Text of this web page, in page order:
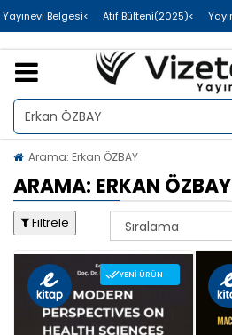
>Atıf Bülteni(2025)
>Uluslararası Yayınevi Belgesi
Arama: Erkan ÖZBAY
ARAMA: ERKAN ÖZBAY
Filtrele
YENI ÜRÜN